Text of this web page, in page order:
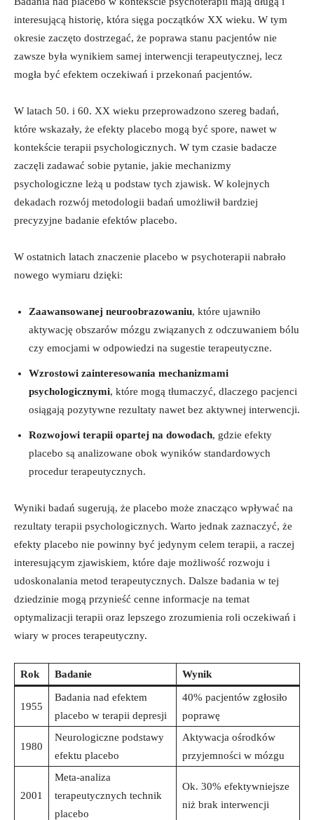
interesującą historię, która sięga początków XX wieku. W tym
okresie zaczęto dostrzegać, że poprawa stanu pacjentów nie
zawsze była wynikiem samej interwencji terapeutycznej, lecz
mogła być efektem oczekiwań i przekonań pacjentów.
W latach 50. i 60. XX wieku przeprowadzono szereg badań,
które wskazały, że efekty placebo mogą być spore, nawet w
kontekście terapii psychologicznych. W tym czasie badacze
zaczęli zadawać sobie pytanie, jakie mechanizmy
psychologiczne leżą u podstaw tych zjawisk. W kolejnych
dekadach rozwój metodologii badań umożliwił bardziej
precyzyjne badanie efektów placebo.
W ostatnich latach znaczenie placebo w psychoterapii nabrało
nowego wymiaru dzięki:
Zaawansowanej neuroobrazowaniu, które ujawniło
aktywację obszarów mózgu związanych z odczuwaniem bólu
czy emocjami w odpowiedzi na sugestie terapeutyczne.
Wzrostowi zainteresowania mechanizmami
psychologicznymi, które mogą tłumaczyć, dlaczego pacjenci
osiągają pozytywne rezultaty nawet bez aktywnej interwencji.
Rozwojowi terapii opartej na dowodach, gdzie efekty
placebo są analizowane obok wyników standardowych
procedur terapeutycznych.
Wyniki badań sugerują, że placebo może znacząco wpływać na
rezultaty terapii psychologicznych. Warto jednak zaznaczyć, że
efekty placebo nie powinny być jedynym celem terapii, a raczej
interesującym zjawiskiem, które daje możliwość rozwoju i
udoskonalania metod terapeutycznych. Dalsze badania w tej
dziedzinie mogą przynieść cenne informacje na temat
optymalizacji terapii oraz lepszego zrozumienia roli oczekiwań i
wiary w proces terapeutyczny.
Rok Badanie Wynik
1955
Badania nad efektem
placebo w terapii depresji
40% pacjentów zgłosiło
poprawę
1980
Neurologiczne podstawy
efektu placebo
Aktywacja ośrodków
przyjemności w mózgu
2001
Meta-analiza
terapeutycznych technik
placebo
Ok. 30% efektywniejsze
niż brak interwencji